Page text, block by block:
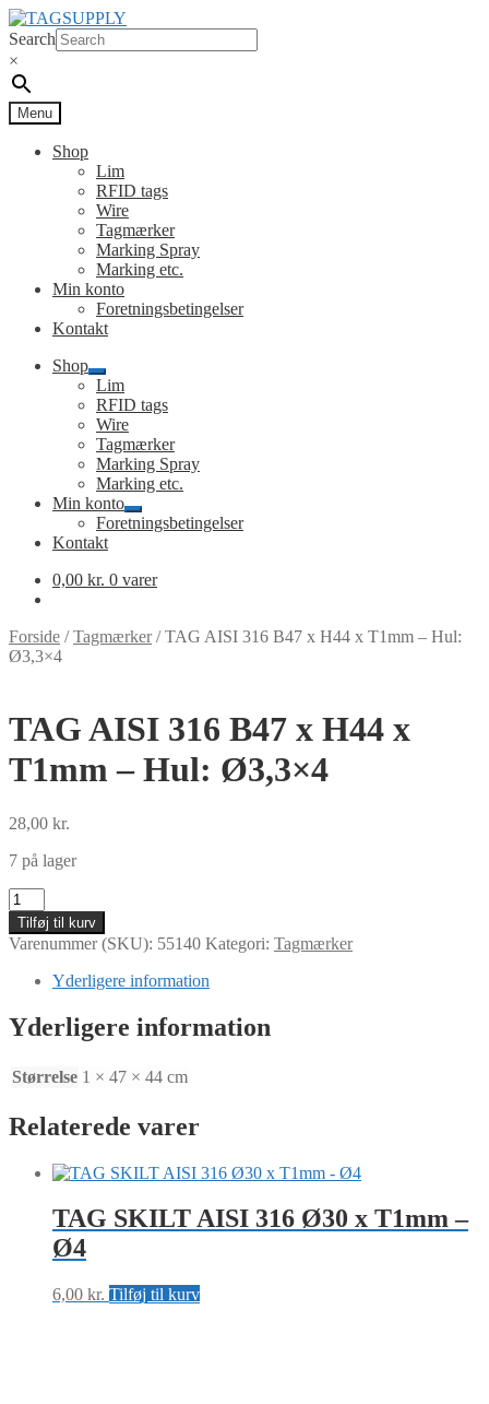
Spring
til
navigation
Spring
til
indhold
Search
×
Menu
Shop
Lim
RFID tags
Wire
Tagmærker
Marking Spray
Marking etc.
Min konto
Foretningsbetingelser
Kontakt
Shop
Udfold
undermenu
Lim
RFID tags
Wire
Tagmærker
Marking Spray
Marking etc.
Min konto
Udfold
undermenu
Foretningsbetingelser
Kontakt
0,00 kr. 0 varer
Forside /Tagmærker/TAG AISI 316 B47 x H44 x T1mm – Hul:
Ø3,3×4
TAG AISI 316 B47 x H44 x
T1mm – Hul: Ø3,3×4
28,00 kr.
7 på lager
TAG
AISI
316
B47
x
T1mm
Hul:
antal
Tilføj til kurv
Varenummer (SKU): 55140 Kategori: Tagmærker
Yderligere information
Yderligere information
Størrelse 1 × 47 × 44 cm
Relaterede varer
TAG SKILT AISI 316 Ø30 x T1mm –
Ø4
6,00 kr. Tilføj til kurv